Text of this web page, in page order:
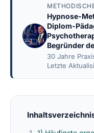
Hypnose-
Diplom-
Begründer
30 Jahre
Letzte